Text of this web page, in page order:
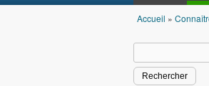
Vous êtes
Accueil »
Formulaire